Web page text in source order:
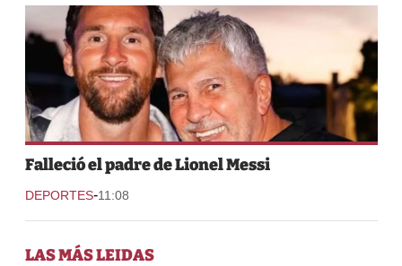
Falleció el padre de Lionel Messi
DEPORTES-11:08
LAS MÁS LEIDAS